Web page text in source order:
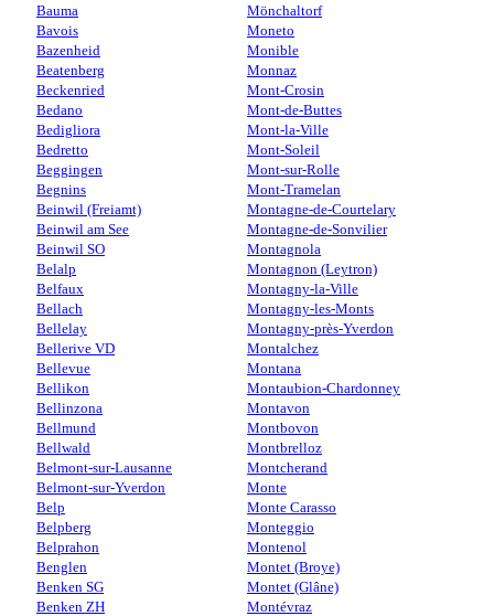
Bauma
Bavois
Bazenheid
Beatenberg
Beckenried
Bedano
Bedigliora
Bedretto
Beggingen
Begnins
Beinwil (Freiamt)
Beinwil am See
Beinwil SO
Belalp
Belfaux
Bellach
Bellelay
Bellerive VD
Bellevue
Bellikon
Bellinzona
Bellmund
Bellwald
Belmont-sur-Lausanne
Belmont-sur-Yverdon
Belp
Belpberg
Belprahon
Benglen
Benken SG
Benken ZH
Mönchaltorf
Moneto
Monible
Monnaz
Mont-Crosin
Mont-de-Buttes
Mont-la-Ville
Mont-Soleil
Mont-sur-Rolle
Mont-Tramelan
Montagne-de-Courtelary
Montagne-de-Sonvilier
Montagnola
Montagnon (Leytron)
Montagny-la-Ville
Montagny-les-Monts
Montagny-près-Yverdon
Montalchez
Montana
Montaubion-Chardonney
Montavon
Montbovon
Montbrelloz
Montcherand
Monte
Monte Carasso
Monteggio
Montenol
Montet (Broye)
Montet (Glâne)
Montévraz